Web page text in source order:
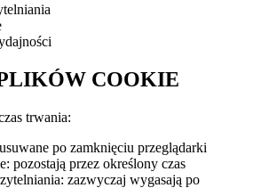
COOKIE
trwania:
po zamknięciu przeglądarki
pozostają przez określony czas
zazwyczaj wygasają po